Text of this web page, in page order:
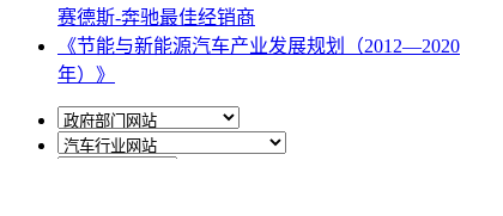
赛德斯-奔驰最佳经销商
《节能与新能源汽车产业发展规划（2012—2020
年）》